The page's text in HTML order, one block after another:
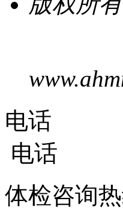
电话
电话
体检咨询